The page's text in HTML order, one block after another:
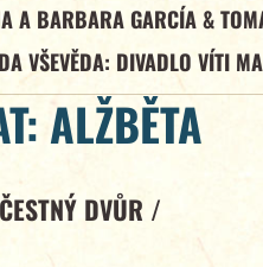
A BARBARA GARCÍA &
VŠEVĚDA: DIVADLO VÍTI
ALŽBĚTA
ČESTNÝ DVŮR /